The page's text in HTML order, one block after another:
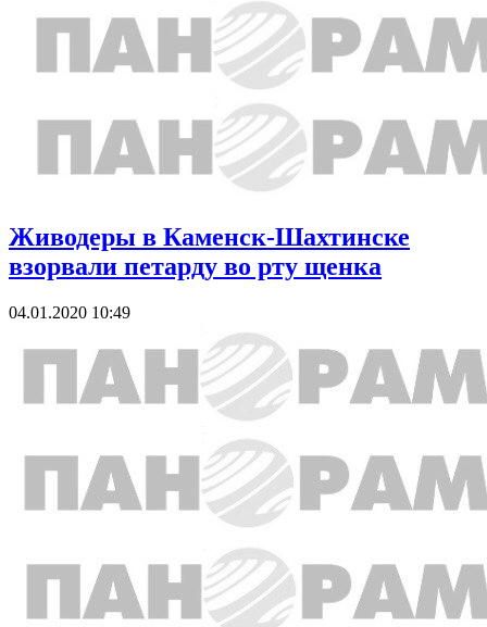
Живодеры в Каменск-Шахтинске
взорвали петарду во рту щенка
04.01.2020 10:49